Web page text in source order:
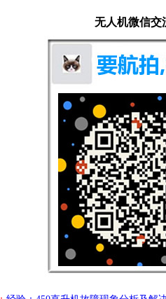
无人机微信交